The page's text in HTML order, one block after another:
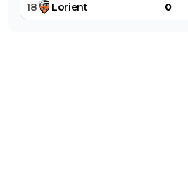
18 Lorient 0